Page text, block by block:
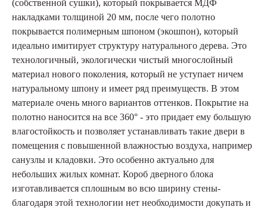
(собственной сушки), который покрывается МДФ
накладками толщиной 20 мм, после чего полотно
покрывается полимерным шпоном (экошпон), который
идеально имитирует структуру натурального дерева. Это
технологичный, экологически чистый многослойный
материал нового поколения, который не уступает ничем
натуральному шпону и имеет ряд преимуществ. В этом
материале очень много вариантов оттенков. Покрытие на
полотно наносится на все 360° - это придает ему большую
влагостойкость и позволяет устанавливать такие двери в
помещения с повышенной влажностью воздуха, например
санузлы и кладовки. Это особенно актуально для
небольших жилых комнат. Короб дверного блока
изготавливается сплошным во всю ширину стены-
благодаря этой технологии нет необходимости докупать и